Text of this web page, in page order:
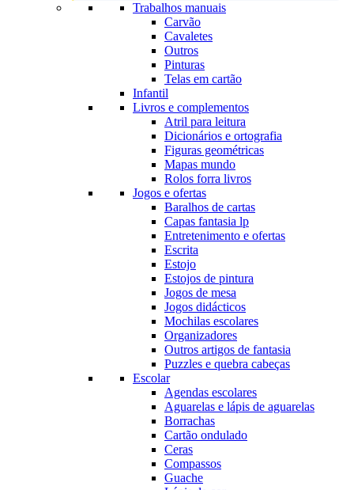
Trabalhos manuais
Carvão
Cavaletes
Outros
Pinturas
Telas em cartão
Infantil
Livros e complementos
Atril para leitura
Dicionários e ortografia
Figuras geométricas
Mapas mundo
Rolos forra livros
Jogos e ofertas
Baralhos de cartas
Capas fantasia lp
Entretenimento e ofertas
Escrita
Estojo
Estojos de pintura
Jogos de mesa
Jogos didácticos
Mochilas escolares
Organizadores
Outros artigos de fantasia
Puzzles e quebra cabeças
Escolar
Agendas escolares
Aguarelas e lápis de aguarelas
Borrachas
Cartão ondulado
Ceras
Compassos
Guache